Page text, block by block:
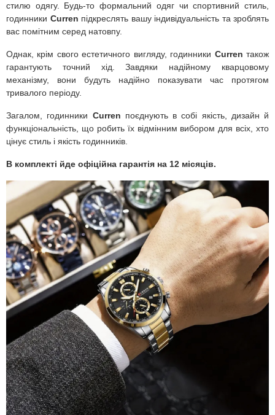
стилю одягу. Будь-то формальний одяг чи спортивний стиль,
годинники Curren підкреслять вашу індивідуальність та зроблять
вас помітним серед натовпу.
Однак, крім свого естетичного вигляду, годинники Curren також
гарантують точний хід. Завдяки надійному кварцовому
механізму, вони будуть надійно показувати час протягом
тривалого періоду.
Загалом, годинники Curren поєднують в собі якість, дизайн й
функціональність, що робить їх відмінним вибором для всіх, хто
цінує стиль і якість годинників.
В комплекті йде офіційна гарантія на 12 місяців.